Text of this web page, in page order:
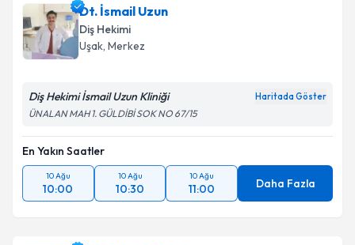
Dt. İsmail Uzun
Diş Hekimi
Uşak, Merkez
Diş Hekimi İsmail Uzun Kliniği Haritada Göster
ÜNALAN MAH 1. GÜLDİBİ SOK NO 67/15
En Yakın Saatler
10 Ağu
10:00
10 Ağu
10:30
10 Ağu
11:00 Daha Fazla